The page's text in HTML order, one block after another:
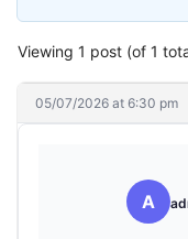
Viewing 1 post (of 1
05/07/2026 at 6:30 pm
A